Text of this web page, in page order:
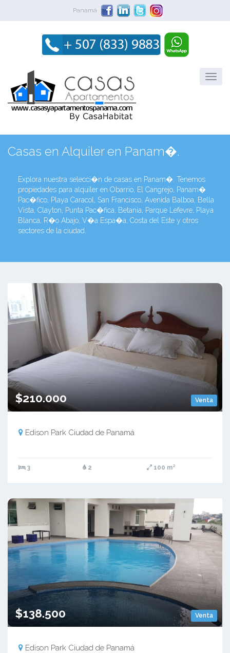
Panamá
Casas en Alquiler en Panam�.
Explora nuestra selecci�n de casas en Panam�. Tenemos
propiedades para alquiler en Obarrio, El Cangrejo, Panam�
Pac�fico, Playa Caracol, San Francisco, Avenida Balboa, Bella
Vista, Clayton, Punta Pac�fica, Betania, Parque Lefevre, Playa
Blanca, R�o Abajo, V�a Espa�a, Costa del Este y otros
sectores de la ciudad.
Venta
$210.000
Edison Park Ciudad de Panamá
3 2 100 m²
Venta
$138.500
Edison Park Ciudad de Panamá